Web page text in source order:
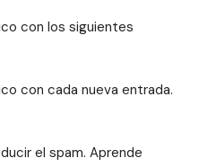
con los siguientes
con cada nueva entrada.
el spam. Aprende